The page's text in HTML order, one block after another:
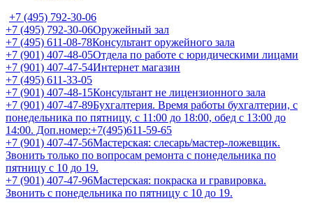
+7 (495) 792-30-06
+7 (495) 792-30-06Оружейный зал
+7 (495) 611-08-78Консультант оружейного зала
+7 (901) 407-48-05Отдела по работе с юридическими лицами
+7 (901) 407-47-54Интернет магазин
+7 (495) 611-33-05
+7 (901) 407-48-15Консультант не лицензионного зала
+7 (901) 407-47-89Бухгалтерия. Время работы бухгалтерии, с
понедельника по пятницу, с 11:00 до 18:00, обед с 13:00 до
14:00. Доп.номер:+7(495)611-59-65
+7 (901) 407-47-56Мастерская: слесарь/мастер-ложевщик.
Звонить только по вопросам ремонта с понедельника по
пятницу с 10 до 19.
+7 (901) 407-47-96Мастерская: покраска и гравировка.
Звонить с понедельника по пятницу с 10 до 19.